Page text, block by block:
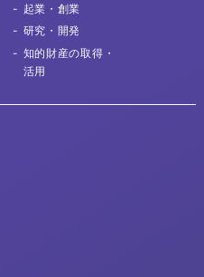
起業・創業
研究・開発
知的財産の取得 ・
活用